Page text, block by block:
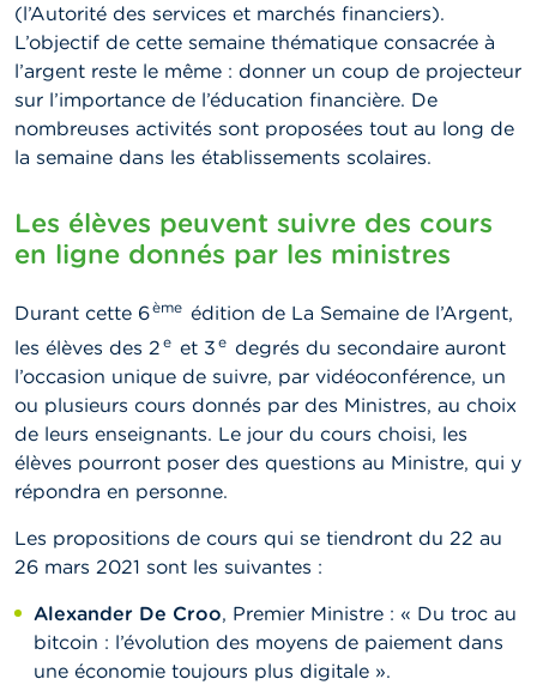
(l’Autorité des services et marchés financiers).
L’objectif de cette semaine thématique consacrée à
l’argent reste le même : donner un coup de projecteur
sur l’importance de l’éducation financière. De
nombreuses activités sont proposées tout au long de
la semaine dans les établissements scolaires.
Les élèves peuvent suivre des cours
en ligne donnés par les ministres
Durant cette 6ème édition de La Semaine de l’Argent,
les élèves des 2 e et 3 e degrés du secondaire auront
l’occasion unique de suivre, par vidéoconférence, un
ou plusieurs cours donnés par des Ministres, au choix
de leurs enseignants. Le jour du cours choisi, les
élèves pourront poser des questions au Ministre, qui y
répondra en personne.
Les propositions de cours qui se tiendront du 22 au
26 mars 2021 sont les suivantes :
Alexander De Croo, Premier Ministre : « Du troc au
bitcoin : l’évolution des moyens de paiement dans
une économie toujours plus digitale ».